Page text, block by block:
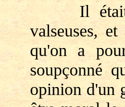
Il était
valseuses,
qu'on a
soupçonné
opinion d'un